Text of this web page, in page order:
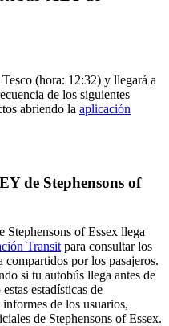
(hora: 12:32) y llegará a
de los siguientes
abriendo la aplicación
de Stephensons of
Stephensons of Essex llega
Transit para consultar los
por los pasajeros.
si tu autobús llega antes de
estadísticas de
de los usuarios,
de Stephensons of Essex.